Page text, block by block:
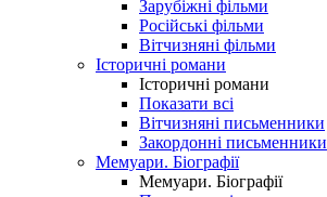
Зарубіжні фільми
Російські фільми
Вітчизняні фільми
Історичні романи
Історичні романи
Показати всі
Вітчизняні письменники
Закордонні письменники
Мемуари. Біографії
Мемуари. Біографії